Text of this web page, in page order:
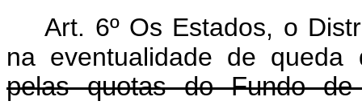
Art. 6º Os Estados, o
na eventualidade de
pelas quotas do Fundo de